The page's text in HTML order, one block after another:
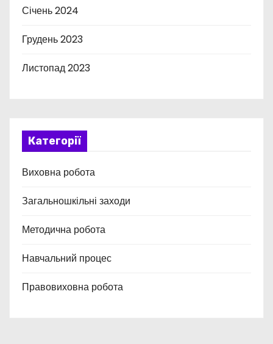
Січень 2024
Грудень 2023
Листопад 2023
Категорії
Виховна робота
Загальношкільні заходи
Методична робота
Навчальний процес
Правовиховна робота